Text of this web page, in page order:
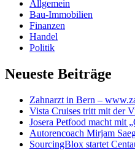
Allgemein
Bau-Immobilien
Finanzen
Handel
Politik
Neueste Beiträge
Zahnarzt in Bern –
Vista Cruises tritt mit der
Josera Petfood macht mit
Autorencoach Mirjam
SourcingBlox startet